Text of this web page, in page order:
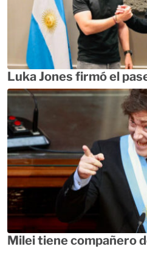
Luka Jones firmó el
Milei tiene compañero